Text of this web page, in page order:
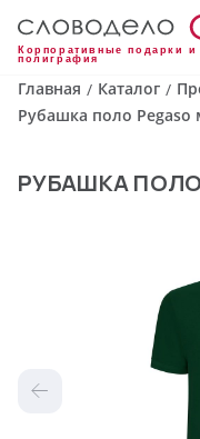
Корпоративные подарки и
полиграфия
Главная / Каталог /
Рубашка поло Pegaso
РУБАШКА ПОЛО